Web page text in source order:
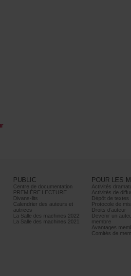
PUBLIC
Centrededocumentation
PREMIÈRELECTURE
Divans-lits
Calendrierdesauteurset
autrices
LaSalledesmachines2022
LaSalledesmachines2021
Dépôtdetextes
Droitsd’auteur
membre